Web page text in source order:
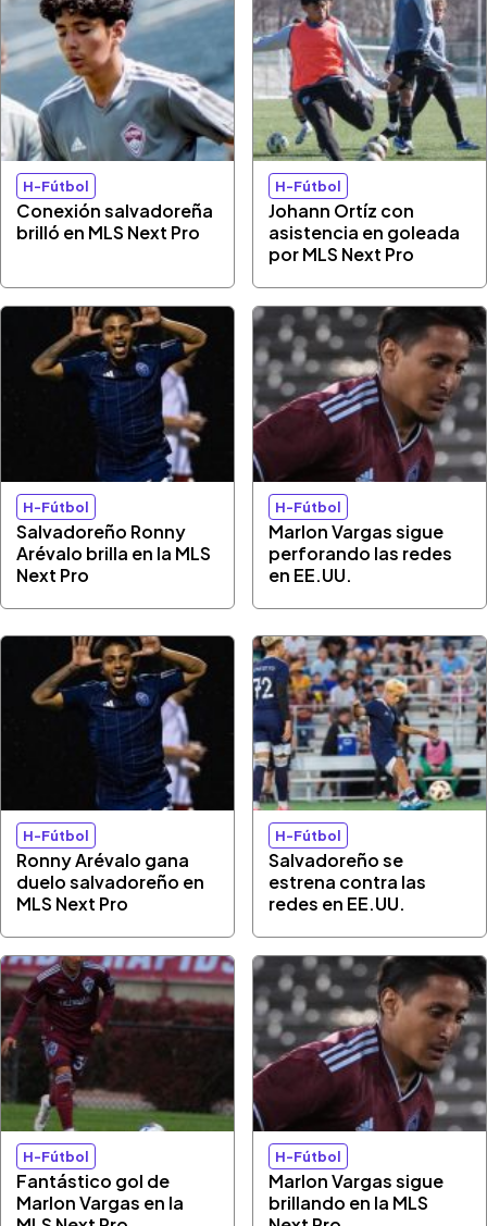
H-Fútbol
Conexión salvadoreña
brilló en MLS Next Pro
H-Fútbol
Johann Ortíz con
asistencia en goleada
por MLS Next Pro
H-Fútbol
Salvadoreño Ronny
Arévalo brilla en la MLS
Next Pro
H-Fútbol
Marlon Vargas sigue
perforando las redes
en EE.UU.
H-Fútbol
Ronny Arévalo gana
duelo salvadoreño en
MLS Next Pro
H-Fútbol
Salvadoreño se
estrena contra las
redes en EE.UU.
H-Fútbol
Fantástico gol de
Marlon Vargas en la
H-Fútbol
Marlon Vargas sigue
brillando en la MLS